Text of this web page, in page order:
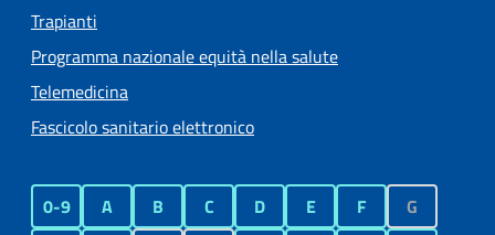
Trapianti
Programma nazionale equità nella salute
Telemedicina
Fascicolo sanitario elettronico
0-9 A B C D E F
G